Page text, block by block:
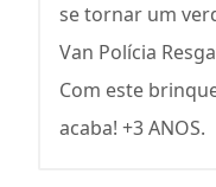
se tornar um
Van Polícia
Com este
acaba! +3 ANOS.